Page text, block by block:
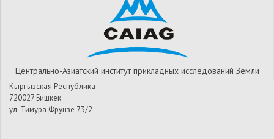
Центрально-Азиатский институт прикладных исследований Земли
Кыргызская Республика
720027 Бишкек
ул. Тимура Фрунзе 73/2